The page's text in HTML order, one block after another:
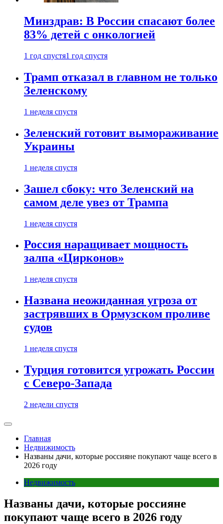
Минздрав: В России спасают более
83% детей с онкологией
1 год спустя1 год спустя
Трамп отказал в главном не только
Зеленскому
1 неделя спустя
Зеленский готовит вымораживание
Украины
1 неделя спустя
Зашел сбоку: что Зеленский на
самом деле увез от Трампа
1 неделя спустя
Россия наращивает мощность
залпа «Цирконов»
1 неделя спустя
Названа неожиданная угроза от
застрявших в Ормузском проливе
судов
1 неделя спустя
Турция готовится угрожать России
с Северо-Запада
2 недели спустя
Главная
Недвижимость
Названы дачи, которые россияне покупают чаще всего в
2026 году
Недвижимость
Названы дачи, которые россияне
покупают чаще всего в 2026 году